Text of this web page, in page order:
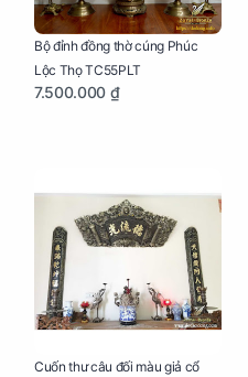
Bộ đỉnh đồng thờ cúng Phúc
Lộc Thọ TC55PLT
7.500.000 ₫
Cuốn thư câu đối màu giả cổ